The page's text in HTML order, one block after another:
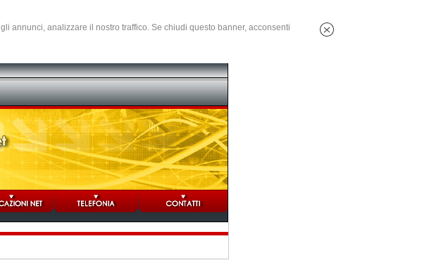
annunci, analizzare il nostro traffico. Se chiudi questo banner, acconsenti